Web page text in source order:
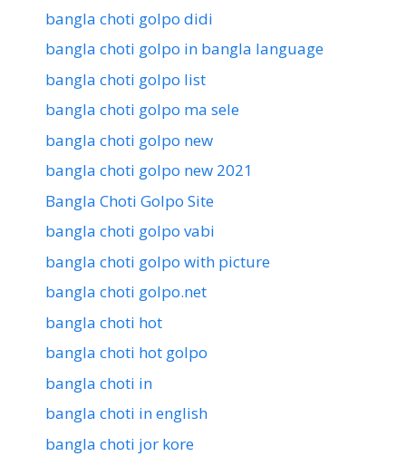
bangla choti golpo didi
bangla choti golpo in bangla language
bangla choti golpo list
bangla choti golpo ma sele
bangla choti golpo new
bangla choti golpo new 2021
Bangla Choti Golpo Site
bangla choti golpo vabi
bangla choti golpo with picture
bangla choti golpo.net
bangla choti hot
bangla choti hot golpo
bangla choti in
bangla choti in english
bangla choti jor kore